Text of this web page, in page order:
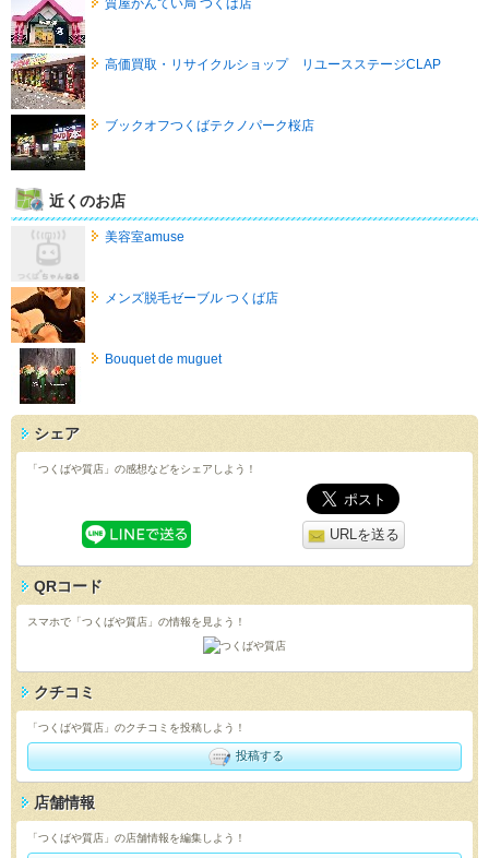
質屋かんてい局 つくば店
高価買取・リサイクルショップ リユースステージCLAP
ブックオフつくばテクノパーク桜店
近くのお店
美容室amuse
メンズ脱毛ゼーブル つくば店
Bouquet de muguet
シェア
「つくばや質店」の感想などをシェアしよう！
URLを送る
QRコード
スマホで「つくばや質店」の情報を見よう！
クチコミ
「つくばや質店」のクチコミを投稿しよう！
投稿する
店舗情報
「つくばや質店」の店舗情報を編集しよう！